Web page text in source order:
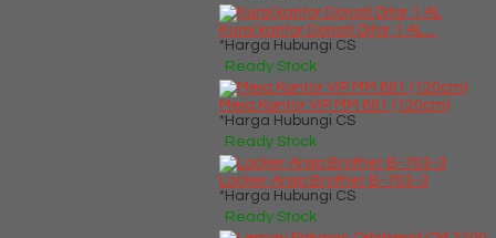
Kursi kantor Donati Ditor 1 AL....
*Harga Hubungi CS
Ready Stock
Meja Kantor VIP MM 601 (120cm)
*Harga Hubungi CS
Ready Stock
Locker Arsip Brother B-703-3
*Harga Hubungi CS
Ready Stock